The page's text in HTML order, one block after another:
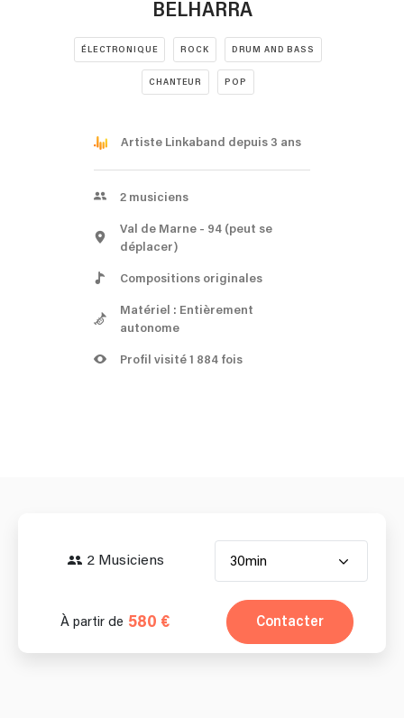
BELHARRA
ÉLECTRONIQUE ROCK DRUM AND BASS
CHANTEUR POP
Artiste Linkaband depuis 3 ans
2 musiciens
Val de Marne - 94 (peut se
déplacer)
Compositions originales
Matériel : Entièrement
autonome
Profil visité 1 884 fois
2 Musiciens 30min
À partir de 580 € Contacter